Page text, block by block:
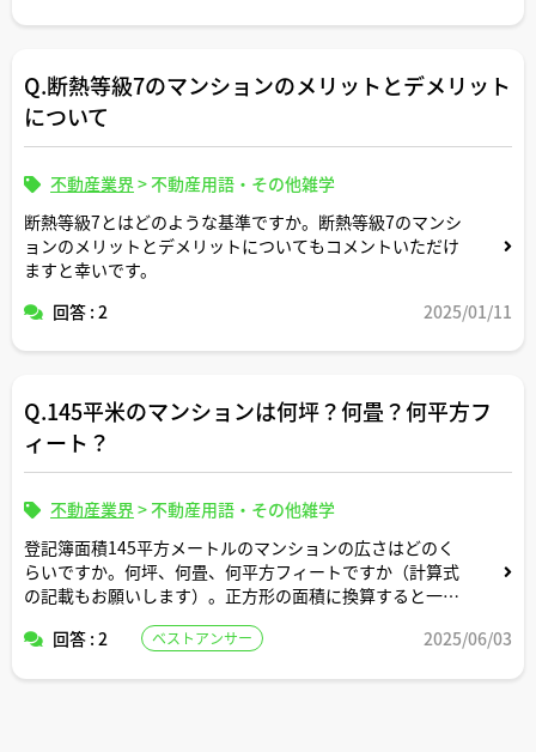
Q.断熱等級7のマンションのメリットとデメリット
について
不動産業界>不動産用語・その他雑学
断熱等級7とはどのような基準ですか。断熱等級7のマンシ
ョンのメリットとデメリットについてもコメントいただけ
ますと幸いです。
回答 : 2
2025/01/11
Q.145平米のマンションは何坪？何畳？何平方フ
ィート？
不動産業界>不動産用語・その他雑学
登記簿面積145平方メートルのマンションの広さはどのく
らいですか。何坪、何畳、何平方フィートですか（計算式
の記載もお願いします）。正方形の面積に換算すると一辺
か。回答 : 2 ベストアンサー 2025/06/03